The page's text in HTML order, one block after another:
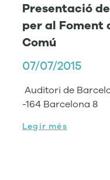
Presentació
per al Foment
Comú
07/07/2015
Auditori de
-164 Barcelona 8
Legir més